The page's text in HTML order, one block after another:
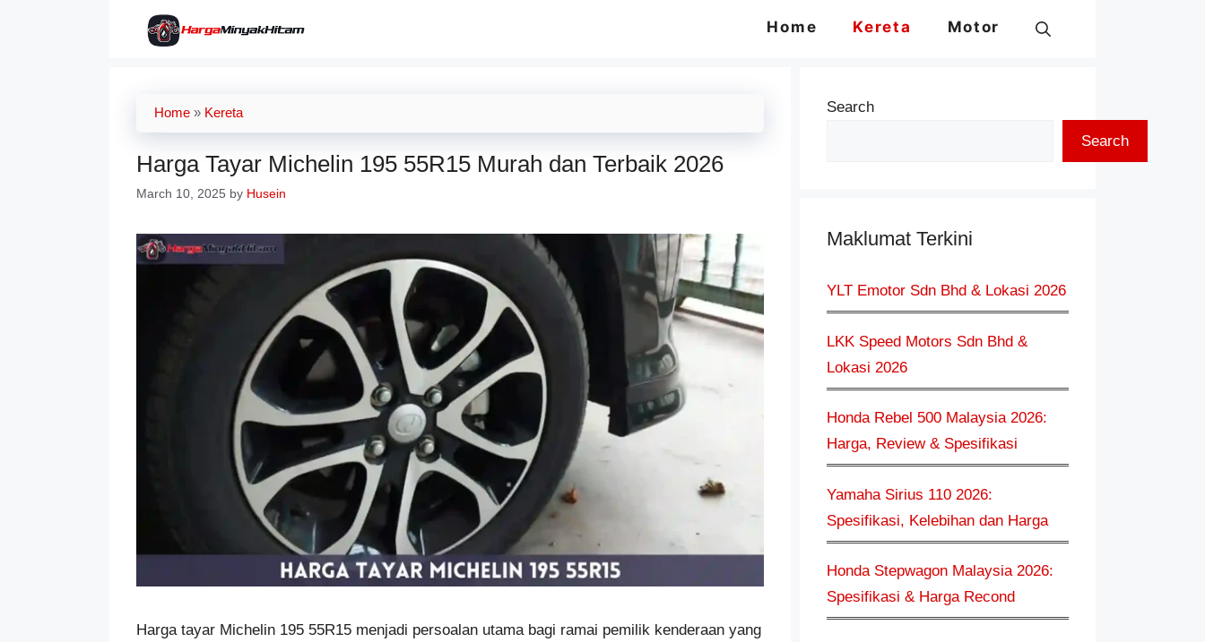
Home Kereta Motor
Home » Kereta
Harga Tayar Michelin 195 55R15 Murah dan Terbaik 2026
March 10, 2025 by Husein
Harga tayar Michelin 195 55R15 menjadi persoalan utama bagi ramai pemilik kenderaan yang
Search
Search
Maklumat Terkini
YLT Emotor Sdn Bhd & Lokasi 2026
LKK Speed Motors Sdn Bhd &
Lokasi 2026
Honda Rebel 500 Malaysia 2026:
Harga, Review & Spesifikasi
Yamaha Sirius 110 2026:
Spesifikasi, Kelebihan dan Harga
Honda Stepwagon Malaysia 2026:
Spesifikasi & Harga Recond